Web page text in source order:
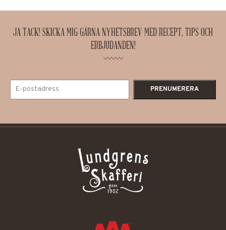
JA TACK! SKICKA MIG GÄRNA NYHETSBREV MED RECEPT, TIPS OCH
ERBJUDANDEN!